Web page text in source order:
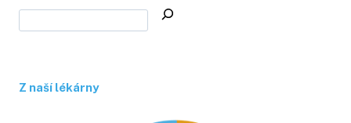
Z naší lékárny